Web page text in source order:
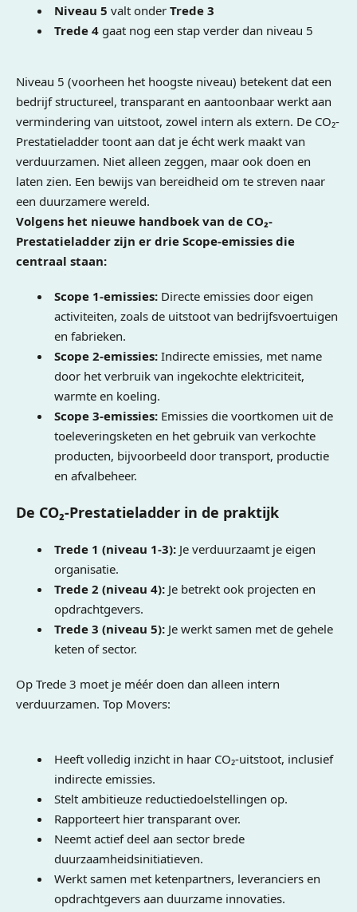
Niveau 5 valt onderTrede 3
Trede 4 gaat nog een stap verder dan niveau 5
Niveau 5 (voorheen het hoogste niveau) betekent dat een
bedrijf structureel, transparant en aantoonbaar werkt aan
vermindering van uitstoot, zowel intern als extern. De CO₂-
Prestatieladder toont aan dat je écht werk maakt van
verduurzamen. Niet alleen zeggen, maar ook doen en
laten zien. Een bewijs van bereidheid om te streven naar
een duurzamere wereld.
Volgens het nieuwe handboek van de CO₂-
Prestatieladder zijn er drie Scope-emissies die
centraal staan:
Scope 1-emissies: Directe emissies door eigen
activiteiten, zoals de uitstoot van bedrijfsvoertuigen
en fabrieken.
Scope 2-emissies: Indirecte emissies, met name
door het verbruik van ingekochte elektriciteit,
warmte en koeling.
Scope 3-emissies: Emissies die voortkomen uit de
toeleveringsketen en het gebruik van verkochte
producten, bijvoorbeeld door transport, productie
en afvalbeheer.
De CO₂-Prestatieladder in de praktijk
Trede 1 (niveau 1-3): Je verduurzaamt je eigen
organisatie.
Trede 2 (niveau 4): Je betrekt ook projecten en
opdrachtgevers.
Trede 3 (niveau 5): Je werkt samen met de gehele
keten of sector.
Op Trede 3 moet je méér doen dan alleen intern
verduurzamen. Top Movers:
Heeft volledig inzicht in haar CO₂-uitstoot, inclusief
indirecte emissies.
Stelt ambitieuze reductiedoelstellingen op.
Rapporteert hier transparant over.
Neemt actief deel aan sector brede
duurzaamheidsinitiatieven.
Werkt samen met ketenpartners, leveranciers en
opdrachtgevers aan duurzame innovaties.